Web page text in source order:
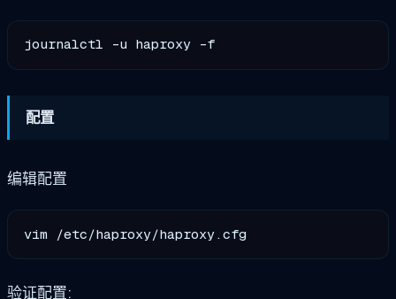
配置
编辑配置
验证配置: